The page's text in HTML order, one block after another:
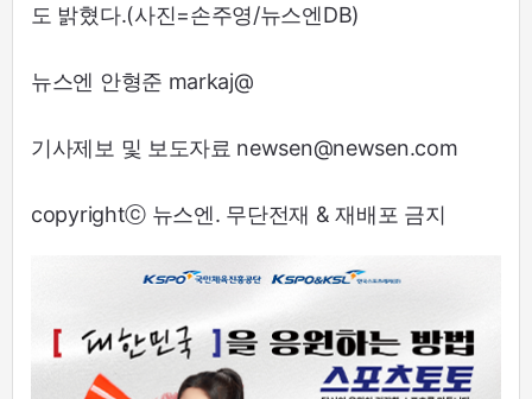
도 밝혔다.(사진=손주영/뉴스엔DB)
뉴스엔 안형준 markaj@
기사제보 및 보도자료 newsen@newsen.com
copyrightⓒ 뉴스엔. 무단전재 & 재배포 금지